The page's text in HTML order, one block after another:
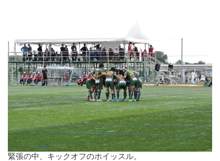
緊張の中、キックオフのホイッスル。